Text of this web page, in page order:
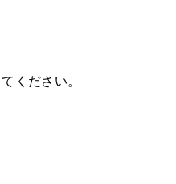
ください。